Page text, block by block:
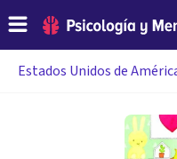
Estados Unidos de